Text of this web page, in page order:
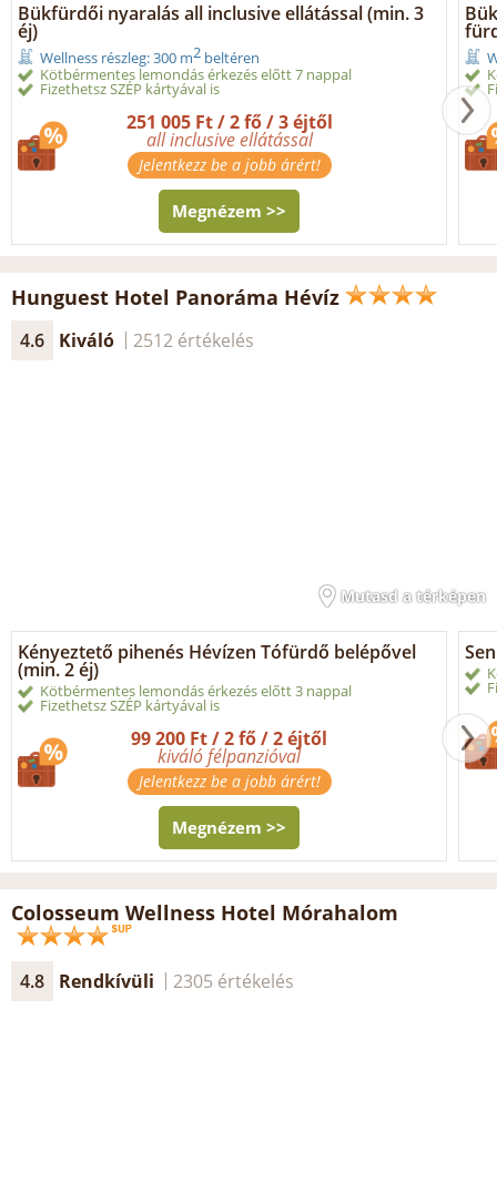
Bükfürdői nyaralás all inclusive ellátással (min. 3
éj)
Wellness részleg: 300 m2 beltéren
Kötbérmentes lemondás érkezés előtt 7 nappal
Fizethetsz SZÉP kártyával is
251 005 Ft / 2 fő / 3 éjtől
all inclusive ellátással
Jelentkezz be a jobb árért!
Megnézem >>
Hunguest Hotel Panoráma Hévíz
4.6 Kiváló 2512 értékelés
Mutasd a térképen
Kényeztető pihenés Hévízen Tófürdő belépővel
(min. 2 éj)
Kötbérmentes lemondás érkezés előtt 3 nappal
Fizethetsz SZÉP kártyával is
99 200 Ft / 2 fő / 2 éjtől
kiváló félpanzióval
Jelentkezz be a jobb árért!
Megnézem >>
Colosseum Wellness Hotel Mórahalom
4.8 Rendkívüli 2305 értékelés